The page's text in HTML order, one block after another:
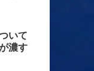
いて
濃す